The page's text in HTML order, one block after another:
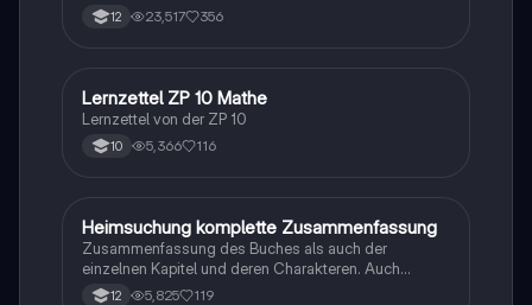
12 23,517 356
Mathe
Lernzettel ZP 10 Mathe
Lernzettel von der ZP 10
10 5,366 116
Deutsch
Heimsuchung komplette Zusammenfassung
Zusammenfassung des Buches als auch der
einzelnen Kapitel und deren Charakteren. Auch
tabellarisch. Im Unterricht ohne KI erstellt
12 5,825 119